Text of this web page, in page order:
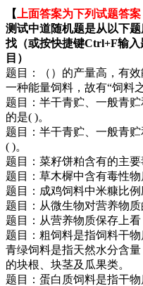
【 上面答案为下列试题答
测试中道随机题是从以下
找（或按快捷键Ctrl+F输
目）
题目：（）的产量高，有
一种能量饲料，故有“饲料
题目：半干青贮、一般青
的是( )。
题目：半干青贮、一般青
( )。
题目：菜籽饼粕含有的主要
题目：草木樨中含有毒性物
题目：成鸡饲料中米糠比例
题目：从微生物对营养物质
题目：从营养物质保存上看
题目：粗饲料是指饲料干
青绿饲料是指天然水分含
的块根、块茎及瓜果类。
题目：蛋白质饲料是指干